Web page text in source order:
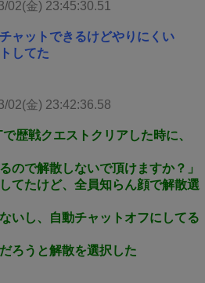
02(金) 23:45:30.51
ャットできるけどやりにくい
してた
02(金) 23:42:36.58
歴戦クエストクリアした時に、
ので解散しないで頂けますか？」
てたけど、全員知らん顔で解散選
いし、自動チャットオフにしてる
ろうと解散を選択した